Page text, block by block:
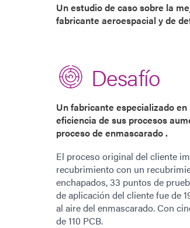
Un estudio de caso sobre la
fabricante aeroespacial y de
Desafío
Un fabricante especializado
eficiencia de sus procesos
proceso de enmascarado .
El proceso original del cliente
recubrimiento con un
enchapados, 33 puntos de
de aplicación del cliente fue de
al aire del enmascarado. Con
de 110 PCB.